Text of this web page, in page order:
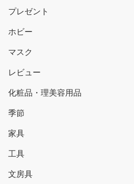
プレゼント
ホビー
マスク
レビュー
化粧品・理美容用品
季節
家具
工具
文房具